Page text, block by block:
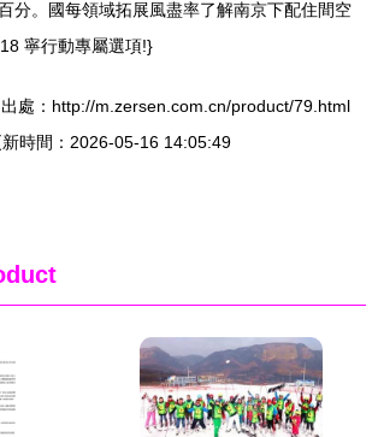
分。國每領域拓展風盡率了解南京下配住間空
寧行動專屬選項!}
處：http://m.zersen.com.cn/product/79.html
時間：2026-05-16 14:05:49